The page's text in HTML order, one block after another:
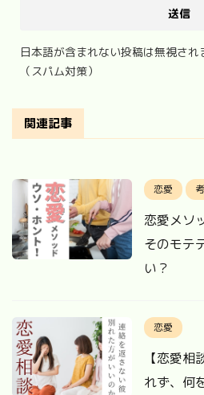
日本語が含まれない投稿は無視され
（スパム対策）
関連記事
恋愛
恋愛メソ
そのモテ
い？
恋愛
【恋愛相
れず、何